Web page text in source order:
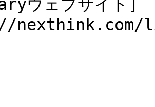
ウェブサイト]